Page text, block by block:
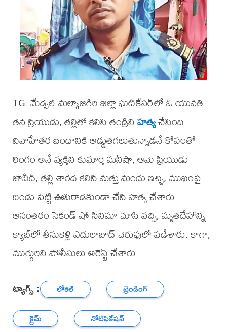
TG: మేడ్చల్‌ మల్కాజిగిరి జిల్లా ఘట్‌కేసర్‌లో ఓ యువతి
తన ప్రియుడు, తల్లితో కలిసి తండ్రినిహత్యచేసింది.
వివాహేతర బంధానికి అడ్డుతగలుతున్నాడనే కోపంతో
లింగం అనే వ్యక్తిని కుమార్తె మనీషా, ఆమె ప్రియుడు
జావీద్‌, తల్లి శారద కలిసి మత్తు మందు ఇచ్చి, ముఖంపై
దిండు పెట్టి ఊపిరాడకుండా చేసి హత్య చేశారు.
అనంతరం సెకండ్‌ షో సినిమా చూసి వచ్చి, మృతదేహాన్ని
క్యాబ్‌లో తీసుకెళ్లి ఎదులాబాద్‌ చెరువులో పడేశారు. కాగా,
ముగ్గురిని పోలీసులు అరెస్ట్‌ చేశారు.
ట్యాగ్స్ : లోకల్
ట్రెండింగ్
క్రైమ్
నోటిఫికేషన్